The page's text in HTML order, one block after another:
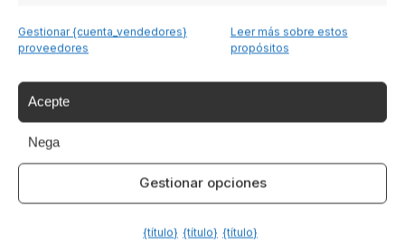
Gestionar {cuenta_vendedores}
proveedores
Leer más sobre estos
propósitos
Acepte
Nega
Gestionar opciones
{título} {título} {título}
i...
8 Oct 2025 Leggi